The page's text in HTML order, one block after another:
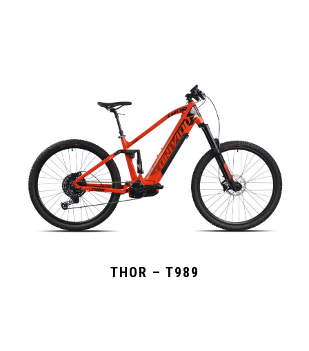
THOR – T989